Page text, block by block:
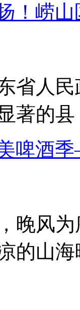
！崂
人民
著的
啤酒
风为
的山